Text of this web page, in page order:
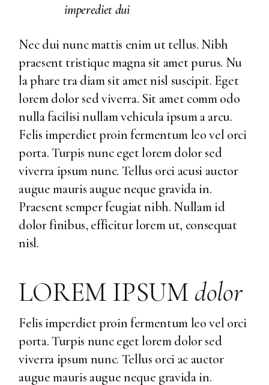
imperediet dui
Nec dui nunc mattis enim ut tellus. Nibh
praesent tristique magna sit amet purus. Nu
la phare tra diam sit amet nisl suscipit. Eget
lorem dolor sed viverra. Sit amet comm odo
nulla facilisi nullam vehicula ipsum a arcu.
Felis imperdiet proin fermentum leo vel orci
porta. Turpis nunc eget lorem dolor sed
viverra ipsum nunc. Tellus orci acusi auctor
augue mauris augue neque gravida in.
Praesent semper feugiat nibh. Nullam id
dolor finibus, efficitur lorem ut, consequat
nisl.
LOREM IPSUM dolor
Felis imperdiet proin fermentum leo vel orci
porta. Turpis nunc eget lorem dolor sed
viverra ipsum nunc. Tellus orci ac auctor
augue mauris augue neque gravida in.